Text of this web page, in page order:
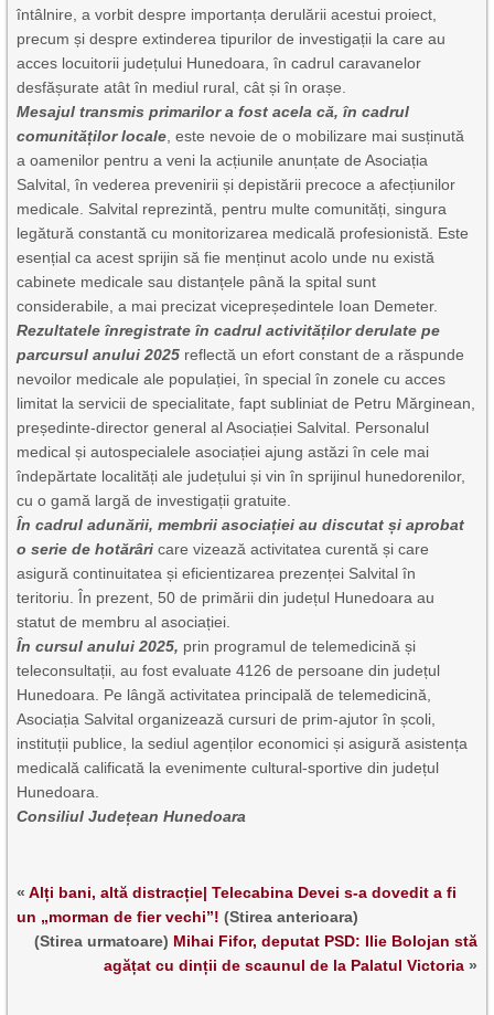
întâlnire, a vorbit despre importanța derulării acestui proiect,
precum și despre extinderea tipurilor de investigații la care au
acces locuitorii județului Hunedoara, în cadrul caravanelor
desfășurate atât în mediul rural, cât și în orașe.
Mesajul transmis primarilor a fost acela că, în cadrul
comunităților locale , este nevoie de o mobilizare mai susținută
a oamenilor pentru a veni la acțiunile anunțate de Asociația
Salvital, în vederea prevenirii și depistării precoce a afecțiunilor
medicale. Salvital reprezintă, pentru multe comunități, singura
legătură constantă cu monitorizarea medicală profesionistă. Este
esențial ca acest sprijin să fie menținut acolo unde nu există
cabinete medicale sau distanțele până la spital sunt
considerabile, a mai precizat vicepreședintele Ioan Demeter.
Rezultatele înregistrate în cadrul activităților derulate pe
parcursul anului 2025 reflectă un efort constant de a răspunde
nevoilor medicale ale populației, în special în zonele cu acces
limitat la servicii de specialitate, fapt subliniat de Petru Mărginean,
președinte-director general al Asociației Salvital. Personalul
medical și autospecialele asociației ajung astăzi în cele mai
îndepărtate localități ale județului și vin în sprijinul hunedorenilor,
cu o gamă largă de investigații gratuite.
În cadrul adunării, membrii asociației au discutat și aprobat
o serie de hotărâri care vizează activitatea curentă și care
asigură continuitatea și eficientizarea prezenței Salvital în
teritoriu. În prezent, 50 de primării din județul Hunedoara au
statut de membru al asociației.
În cursul anului 2025, prin programul de telemedicină și
teleconsultații, au fost evaluate 4126 de persoane din județul
Hunedoara. Pe lângă activitatea principală de telemedicină,
Asociația Salvital organizează cursuri de prim-ajutor în școli,
instituții publice, la sediul agenților economici și asigură asistența
medicală calificată la evenimente cultural-sportive din județul
Hunedoara.
Consiliul Județean Hunedoara
«Alți bani, altă distracție| Telecabina Devei s-a dovedit a fi
un „morman de fier vechi”! (Stirea anterioara)
(Stirea urmatoare) Mihai Fifor, deputat PSD: Ilie Bolojan stă
agățat cu dinții de scaunul de la Palatul Victoria»